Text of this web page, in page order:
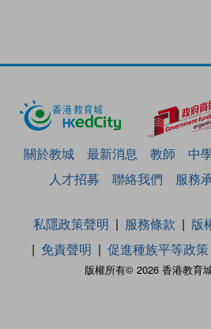
關於教城 最新消息 教師 中
人才招募
聯絡我們 服務
版權所有© 2026 香港教育
私隱政策聲明 服務條款
版
免責聲明
促進種族平等政策